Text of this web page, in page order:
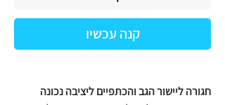
קנה עכשיו
חגורה ליישור הגב והכתפיים ליציבה נכונה